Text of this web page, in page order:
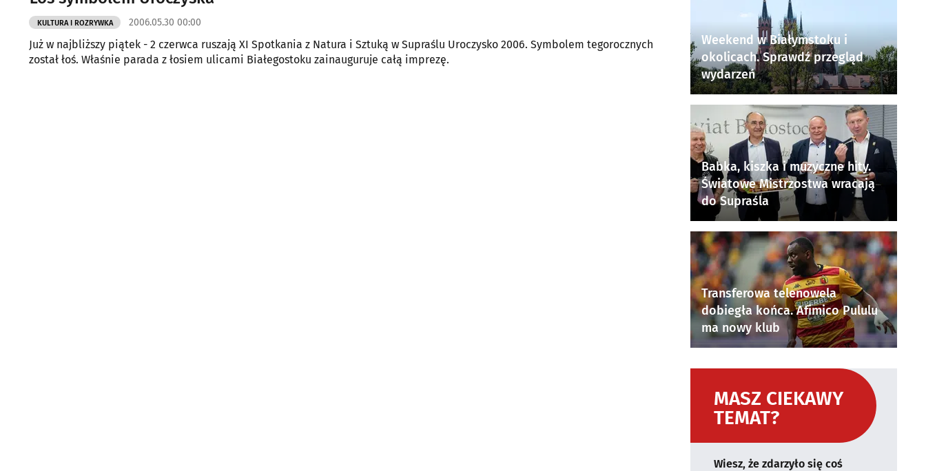
KULTURA I ROZRYWKA 2006.05.30 00:00
Już w najbliższy piątek - 2 czerwca ruszają XI Spotkania z Natura i Sztuką w Supraślu Uroczysko 2006. Symbolem tegorocznych
został łoś. Właśnie parada z łosiem ulicami Białegostoku zainauguruje całą imprezę.
Weekend w Białymstoku i
okolicach. Sprawdź przegląd
wydarzeń
Babka, kiszka i muzyczne hity.
Światowe Mistrzostwa wracają
do Supraśla
Transferowa telenowela
dobiegła końca. Afimico Pululu
ma nowy klub
MASZ CIEKAWY
TEMAT?
Wiesz, że zdarzyło się coś